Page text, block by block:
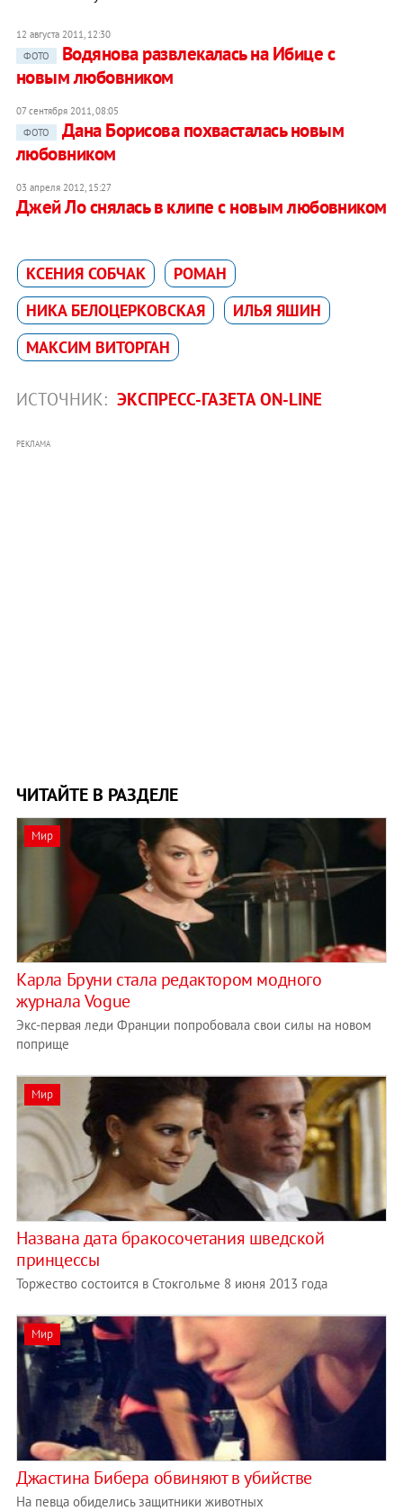
12 августа 2011, 12:30
ФОТО
Водянова развлекалась на Ибице с
новым любовником
07 сентября 2011, 08:05
ФОТО
Дана Борисова похвасталась новым
любовником
03 апреля 2012, 15:27
Джей Ло снялась в клипе с новым любовником
КСЕНИЯ СОБЧАК
РОМАН
НИКА БЕЛОЦЕРКОВСКАЯ
ИЛЬЯ ЯШИН
МАКСИМ ВИТОРГАН
ИСТОЧНИК: ЭКСПРЕСС-ГАЗЕТА ON-LINE
РЕКЛАМА
ЧИТАЙТЕ В РАЗДЕЛЕ
Мир
Карла Бруни стала редактором модного
журнала Vogue
Экс-первая леди Франции попробовала свои силы на новом
поприще
Мир
Названа дата бракосочетания шведской
принцессы
Торжество состоится в Стокгольме 8 июня 2013 года
Мир
Джастина Бибера обвиняют в убийстве
На певца обиделись защитники животных